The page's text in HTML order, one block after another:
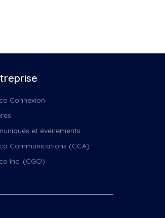
Connexion
et événements
Communications (CCA)
Inc. (CGO)